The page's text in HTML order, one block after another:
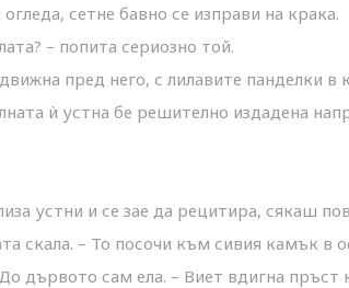
сетне бавно се изправи на крака.
– попита сериозно той.
пред него, с лилавите панделки
ѝ устна бе решително издадена
устни и се зае да рецитира, сякаш
скала. – То посочи към сивия камък в
дървото сам ела. – Виет вдигна